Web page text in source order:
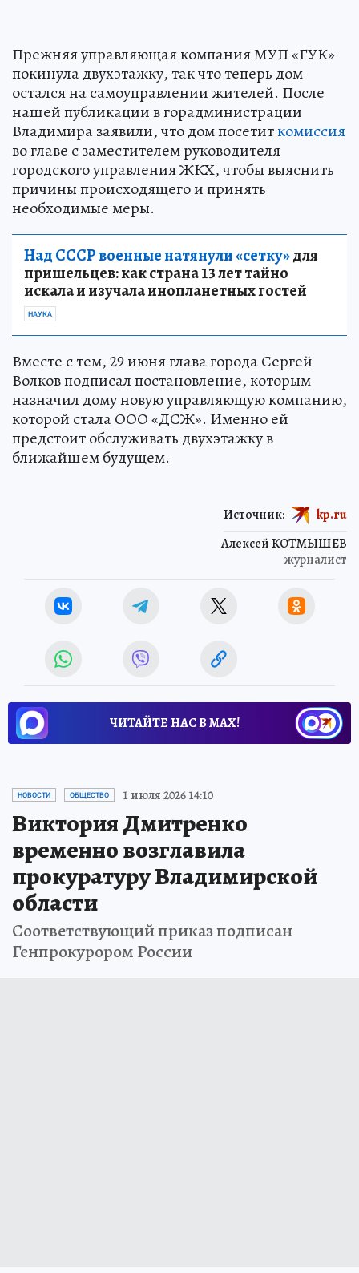
Прежняя управляющая компания МУП «ГУК»
покинула двухэтажку, так что теперь дом
остался на самоуправлении жителей. После
нашей публикации в горадминистрации
Владимира заявили, что дом посетиткомиссия
во главе с заместителем руководителя
городского управления ЖКХ, чтобы выяснить
причины происходящего и принять
необходимые меры.
Над СССР военные натянули «сетку»для
пришельцев: как страна 13 лет тайно
искала и изучала инопланетных гостей
НАУКА
Вместе с тем, 29 июня глава города Сергей
Волков подписал постановление, которым
назначил дому новую управляющую компанию,
которой стала ООО «ДСЖ». Именно ей
предстоит обслуживать двухэтажку в
ближайшем будущем.
Алексей КОТМЫШЕВ
журналист
Источник: kp.ru
ЧИТАЙТЕ НАС В МАХ!
НОВОСТИ ОБЩЕСТВО 1 июля 2026 14:10
Виктория Дмитренко
временно возглавила
прокуратуру Владимирской
области
Соответствующий приказ подписан
Генпрокурором России